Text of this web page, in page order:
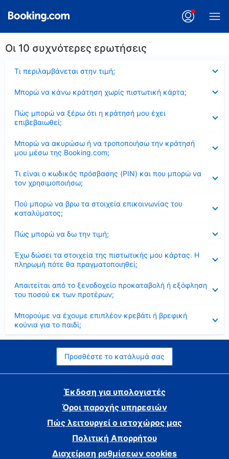
Οι 10 συχνότερες ερωτήσεις
Τι περιλαμβάνεται στην τιμή;
Μπορώ να κάνω κράτηση χωρίς πιστωτική κάρτα;
Πώς μπορώ να ξέρω ότι η κράτησή μου έχει
επιβεβαιωθεί;
Μπορώ να ακυρώσω ή να τροποποιήσω την κράτησή
μου μέσω της Booking.com;
Τι είναι ο κωδικός πρόσβασης (PIN) και που μπορώ να
τον χρησιμοποιήσω;
Πού μπορώ να βρω τα στοιχεία επικοινωνίας του
καταλύματος;
Πώς μπορώ να δω την τιμή;
Έχω δώσει τα στοιχεία της πιστωτικής μου κάρτας. Η
πληρωμή πότε θα πραγματοποιηθεί;
Απαιτείται από το ξενοδοχείο προκαταβολή ή εξόφληση
του ποσού εκ των προτέρων;
Μπορούμε να έχουμε επιπλέον κρεβάτι ή βρεφική
κούνια για το παιδί;
Προσθέστε το κατάλυμά σας
Έκδοση για υπολογιστές
Όροι παροχής υπηρεσιών
Πώς λειτουργεί ο ιστοχώρος μας
Πολιτική Απορρήτου
Διαχείριση ρυθμίσεων cookies